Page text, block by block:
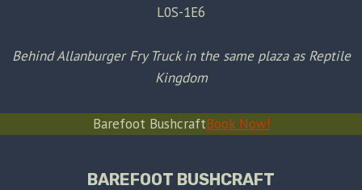
L0S-1E6
Behind Allanburger Fry Truck in the same plaza as Reptile
Kingdom
Barefoot BushcraftBook Now!
BAREFOOT BUSHCRAFT